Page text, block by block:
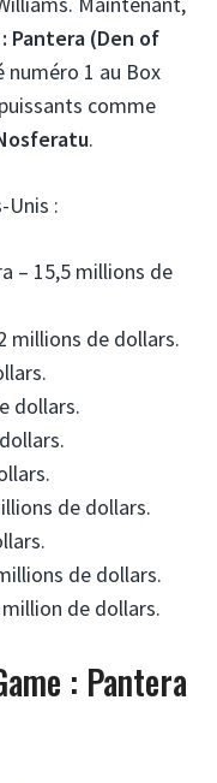
Pantera (Den of
numéro 1 au Box
comme
.
Unis :
– 15,5 millions de
millions de dollars.
dollars.
de dollars.
de dollars.
de dollars.
: Pantera